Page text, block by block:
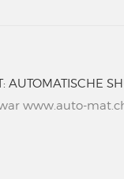
AUTOMATISCHE
www.auto-